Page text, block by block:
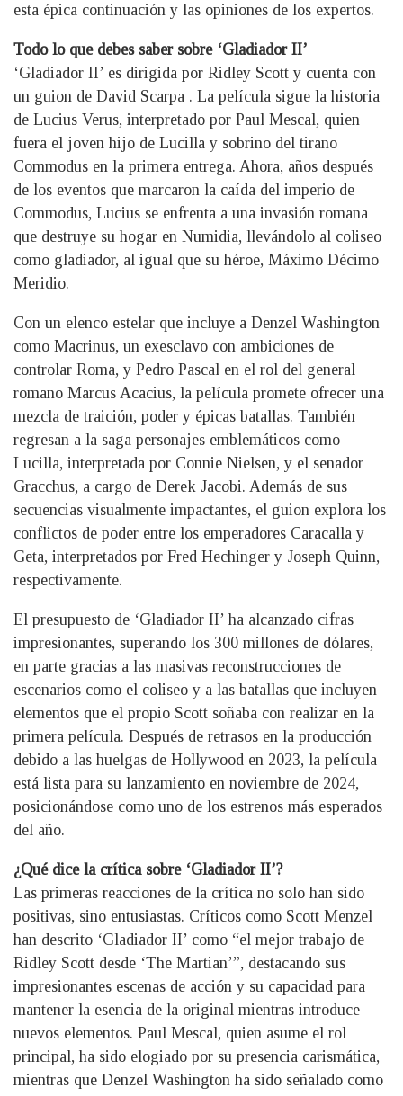
esta épica continuación y las opiniones de los expertos.
Todo lo que debes saber sobre ‘Gladiador II’
‘Gladiador II’ es dirigida por Ridley Scott y cuenta con
un guion de David Scarpa . La película sigue la historia
de Lucius Verus, interpretado por Paul Mescal, quien
fuera el joven hijo de Lucilla y sobrino del tirano
Commodus en la primera entrega. Ahora, años después
de los eventos que marcaron la caída del imperio de
Commodus, Lucius se enfrenta a una invasión romana
que destruye su hogar en Numidia, llevándolo al coliseo
como gladiador, al igual que su héroe, Máximo Décimo
Meridio.
Con un elenco estelar que incluye a Denzel Washington
como Macrinus, un exesclavo con ambiciones de
controlar Roma, y Pedro Pascal en el rol del general
romano Marcus Acacius, la película promete ofrecer una
mezcla de traición, poder y épicas batallas. También
regresan a la saga personajes emblemáticos como
Lucilla, interpretada por Connie Nielsen, y el senador
Gracchus, a cargo de Derek Jacobi. Además de sus
secuencias visualmente impactantes, el guion explora los
conflictos de poder entre los emperadores Caracalla y
Geta, interpretados por Fred Hechinger y Joseph Quinn,
respectivamente.
El presupuesto de ‘Gladiador II’ ha alcanzado cifras
impresionantes, superando los 300 millones de dólares,
en parte gracias a las masivas reconstrucciones de
escenarios como el coliseo y a las batallas que incluyen
elementos que el propio Scott soñaba con realizar en la
primera película. Después de retrasos en la producción
debido a las huelgas de Hollywood en 2023, la película
está lista para su lanzamiento en noviembre de 2024,
posicionándose como uno de los estrenos más esperados
del año.
¿Qué dice la crítica sobre ‘Gladiador II’?
Las primeras reacciones de la crítica no solo han sido
positivas, sino entusiastas. Críticos como Scott Menzel
han descrito ‘Gladiador II’ como “el mejor trabajo de
Ridley Scott desde ‘The Martian’”, destacando sus
impresionantes escenas de acción y su capacidad para
mantener la esencia de la original mientras introduce
nuevos elementos. Paul Mescal, quien asume el rol
principal, ha sido elogiado por su presencia carismática,
mientras que Denzel Washington ha sido señalado como